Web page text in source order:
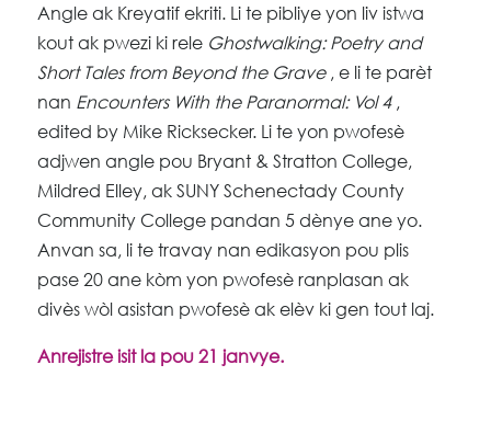
Angle ak Kreyatif ekriti. Li te pibliye yon liv istwa
kout ak pwezi ki rele Ghostwalking: Poetry and
Short Tales from Beyond the Grave, e li te parèt
nan Encounters With the Paranormal: Vol 4,
edited by Mike Ricksecker. Li te yon pwofesè
adjwen angle pou Bryant & Stratton College,
Mildred Elley, ak SUNY Schenectady County
Community College pandan 5 dènye ane yo.
Anvan sa, li te travay nan edikasyon pou plis
pase 20 ane kòm yon pwofesè ranplasan ak
divès wòl asistan pwofesè ak elèv ki gen tout laj.
Anrejistre isit la pou 21 janvye.